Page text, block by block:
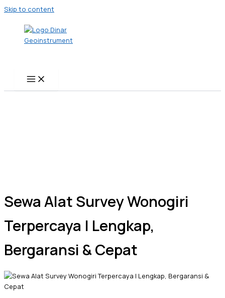
Skip to content
Sewa Alat Survey Wonogiri
Terpercaya | Lengkap,
Bergaransi & Cepat